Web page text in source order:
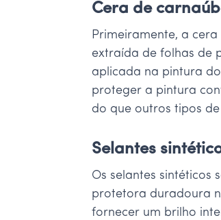
Cera de
Primeiramente, a
extraída de folhas de
aplicada na pintura
proteger a pintura
do que outros tipos
Selantes
Os selantes
protetora duradoura
fornecer um brilho